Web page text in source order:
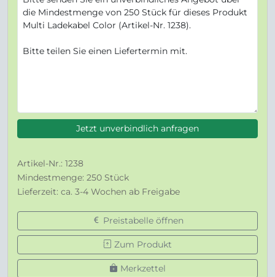
Jetzt unverbindlich anfragen
Artikel-Nr.: 1238
Mindestmenge: 250 Stück
Lieferzeit: ca. 3-4 Wochen ab Freigabe
Preistabelle öffnen
Zum Produkt
Merkzettel